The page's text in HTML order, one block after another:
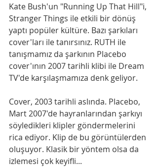
Kate Bush'un "Running Up That Hill"i,
Stranger Things ile etkili bir dönüş
yaptı popüler kültüre. Bazı şarkıları
cover'ları ile tanırsınız. RUTH ile
tanışmamız da şarkının Placebo
cover'ının 2007 tarihli klibi ile Dream
TV'de karşılaşmamıza denk geliyor.
Cover, 2003 tarihli aslında. Placebo,
Mart 2007'de hayranlarından şarkıyı
söyledikleri klipler göndermelerini
rica ediyor. Klip de bu görüntülerden
oluşuyor. Klasik bir yöntem olsa da
izlemesi çok keyifli...